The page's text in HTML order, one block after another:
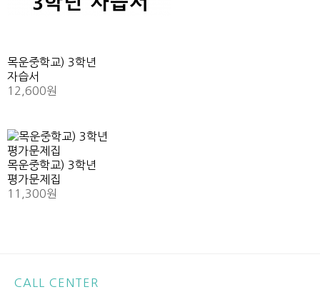
목운중학교) 3학년
자습서
12,600원
목운중학교) 3학년
평가문제집
11,300원
CALL CENTER